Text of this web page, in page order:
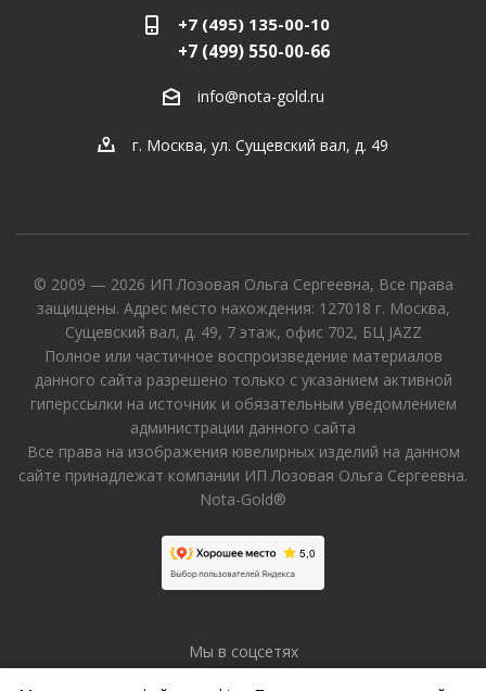
+7 (495) 135-00-10
+7 (499) 550-00-66
info@nota-gold.ru
г. Москва, ул. Сущевский вал, д. 49
© 2009 — 2026 ИП Лозовая Ольга Сергеевна, Все права
защищены. Адрес место нахождения: 127018 г. Москва,
Сущевский вал, д. 49, 7 этаж, офис 702, БЦ JAZZ
Полное или частичное воспроизведение материалов
данного сайта разрешено только с указанием активной
гиперссылки на источник и обязательным уведомлением
администрации данного сайта
Все права на изображения ювелирных изделий на данном
сайте принадлежат компании ИП Лозовая Ольга Сергеевна.
Nota-Gold®
Мы в соцсетях